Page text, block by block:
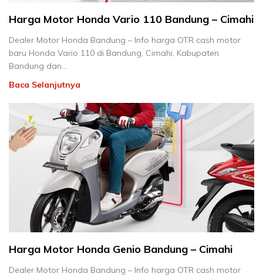
Harga Motor Honda Vario 110 Bandung – Cimahi
Dealer Motor Honda Bandung – Info harga OTR cash motor
baru Honda Vario 110 di Bandung, Cimahi, Kabupaten
Bandung dan…
Baca Selanjutnya
Harga Motor Honda Genio Bandung – Cimahi
Dealer Motor Honda Bandung – Info harga OTR cash motor